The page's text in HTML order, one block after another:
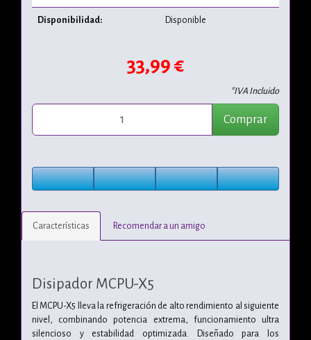
Disponibilidad: Disponible
33,99 €
*IVA Incluido
Comprar
Características Recomendar a un amigo
Disipador MCPU-X5
El MCPU-X5 lleva la refrigeración de alto rendimiento al siguiente
nivel, combinando potencia extrema, funcionamiento ultra
silencioso y estabilidad optimizada. Diseñado para los